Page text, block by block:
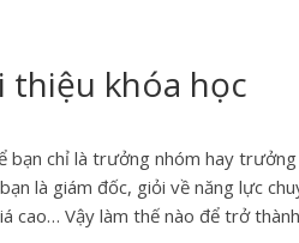
thiệu khóa học
bạn chỉ là trưởng nhóm hay
là giám đốc, giỏi về năng lực
cao… Vậy làm thế nào để trở thành